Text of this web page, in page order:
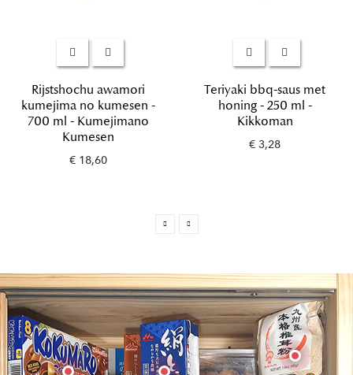
Rijstshochu awamori
kumejima no kumesen -
700 ml - Kumejimano
Kumesen
€ 18,60
Teriyaki bbq-saus met
honing - 250 ml -
Kikkoman
€ 3,28